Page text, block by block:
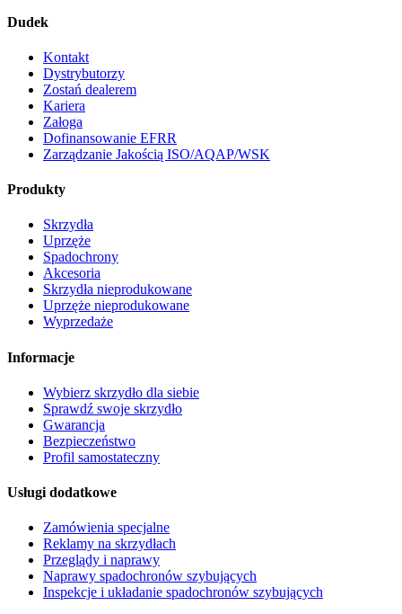
Dudek
Kontakt
Dystrybutorzy
Zostań dealerem
Kariera
Załoga
Dofinansowanie EFRR
Zarządzanie Jakością ISO/AQAP/WSK
Produkty
Skrzydła
Uprzęże
Spadochrony
Akcesoria
Skrzydła nieprodukowane
Uprzęże nieprodukowane
Wyprzedaże
Informacje
Wybierz skrzydło dla siebie
Sprawdź swoje skrzydło
Gwarancja
Bezpieczeństwo
Profil samostateczny
Usługi dodatkowe
Zamówienia specjalne
Reklamy na skrzydłach
Przeglądy i naprawy
Naprawy spadochronów szybujących
Inspekcje i układanie spadochronów szybujących